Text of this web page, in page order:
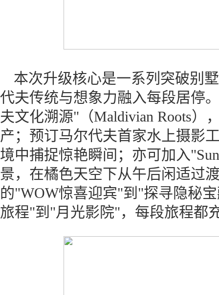
本次升级核心是一系列突破别
代夫传统与想象力融入每段居停
夫文化溯源"（Maldivian Roots）
产；预订马尔代夫首家水上摄影
境中捕捉惊艳瞬间；亦可加入
景，在橘色天空下从午后闲适过
的"WOW惊喜迎宾"到"探寻隐秘
旅程"到"月光影院"，每段旅程都